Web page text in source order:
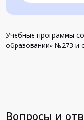
Учебные программы
образовании» №273 и
Вопросы и